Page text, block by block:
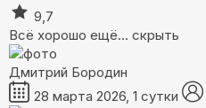
9,7
Всё хорошо ещё... скрыть
Дмитрий Бородин
28 марта 2026, 1 сутки